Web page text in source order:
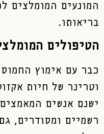
המונעים המומלצים
בריאותו.
הטיפולים
כבר עם אימוץ
וטרינר של חיות
ישנם אנשים
רשמיים ומסודרים,